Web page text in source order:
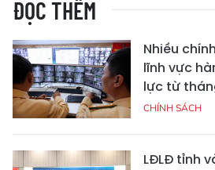
ĐỌC THÊM
Nhiều
lĩnh vực
lực từ
CHÍNH SÁCH
LĐLĐ tỉnh